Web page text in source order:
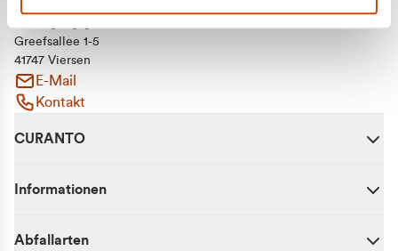
Greefsallee 1-5
41747 Viersen
E-Mail
Kontakt
CURANTO
Informationen
Abfallarten